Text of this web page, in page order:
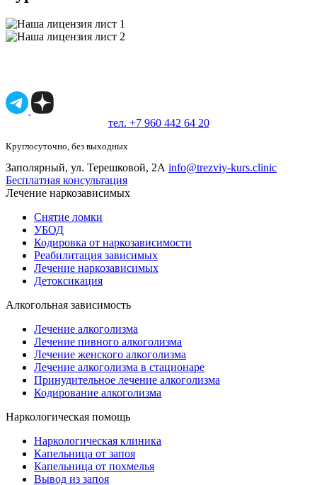
тел. +7 960 442 64 20
Круглосуточно, без выходных
Заполярный, ул. Терешковой, 2А info@trezviy-kurs.clinic
Бесплатная консультация
Лечение наркозависимых
Снятие ломки
УБОД
Кодировка от наркозависимости
Реабилитация зависимых
Лечение наркозависимых
Детоксикация
Алкогольная зависимость
Лечение алкоголизма
Лечение пивного алкоголизма
Лечение женского алкоголизма
Лечение алкоголизма в стационаре
Принудительное лечение алкоголизма
Кодирование алкоголизма
Наркологическая помощь
Наркологическая клиника
Капельница от запоя
Капельница от похмелья
Вывод из запоя